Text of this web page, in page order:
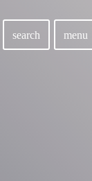
search menu